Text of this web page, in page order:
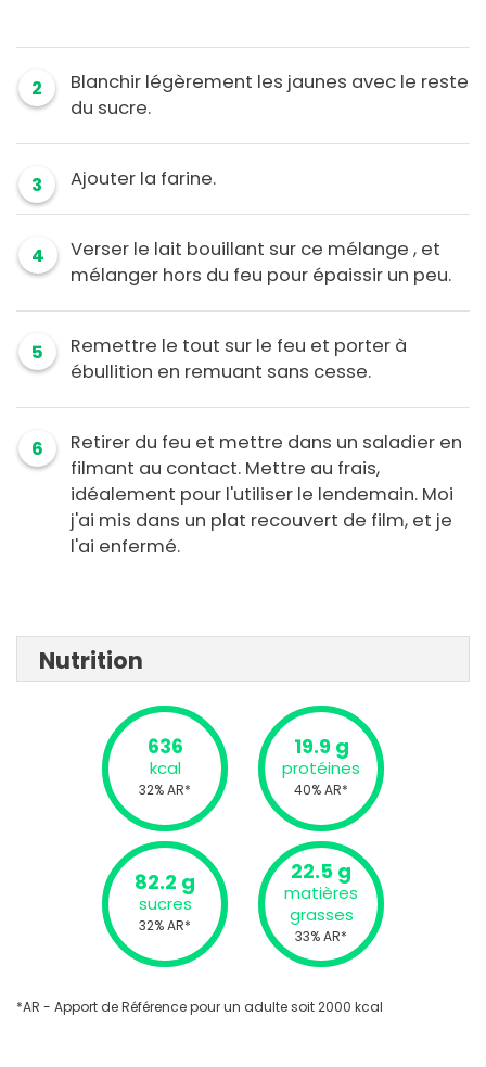
2
Blanchir légèrement les jaunes avec le reste
du sucre.
3 Ajouter la farine.
4
Verser le lait bouillant sur ce mélange , et
mélanger hors du feu pour épaissir un peu.
5
Remettre le tout sur le feu et porter à
ébullition en remuant sans cesse.
6
Retirer du feu et mettre dans un saladier en
filmant au contact. Mettre au frais,
idéalement pour l'utiliser le lendemain. Moi
j'ai mis dans un plat recouvert de film, et je
l'ai enfermé.
Nutrition
636
kcal
32% AR*
19.9 g
protéines
40% AR*
82.2 g
sucres
32% AR*
22.5 g
matières
grasses
33% AR*
*AR - Apport de Référence pour un adulte soit 2000 kcal